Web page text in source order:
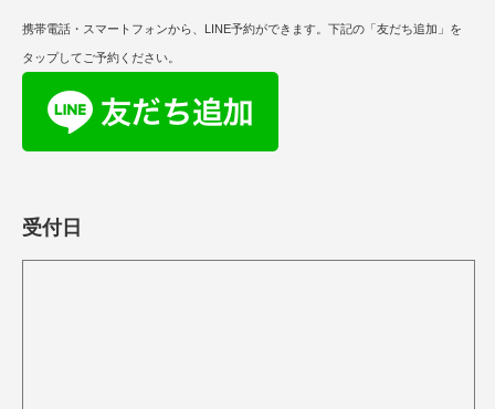
携帯電話・スマートフォンから、LINE予約ができます。下記の「友だち追加」を
タップしてご予約ください。
受付日